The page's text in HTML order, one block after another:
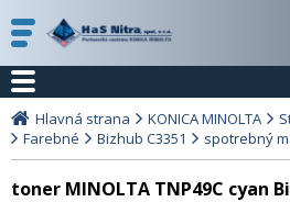
Hlavná strana KONICA MINOLTA
Farebné
Bizhub C3351 spotrebný
toner MINOLTA TNP49C cyan